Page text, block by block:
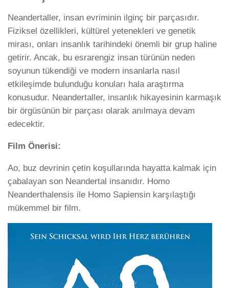
Neandertaller, insan evriminin ilginç bir parçasıdır.
Fiziksel özellikleri, kültürel yetenekleri ve genetik
mirası, onları insanlık tarihindeki önemli bir grup haline
getirir. Ancak, bu esrarengiz insan türünün neden
soyunun tükendiği ve modern insanlarla nasıl
etkileşimde bulunduğu konuları hala araştırma
konusudur. Neandertaller, insanlık hikayesinin karmaşık
bir örgüsünün bir parçası olarak anılmaya devam
edecektir.
Film Önerisi:
Ao, buz devrinin çetin koşullarında hayatta kalmak için
çabalayan son Neandertal insanıdır. Homo
Neanderthalensis ile Homo Sapiensin karşılaştığı
mükemmel bir film.